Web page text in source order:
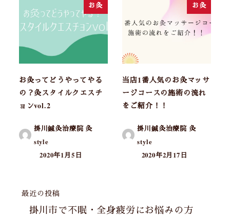
お灸
お灸ってどうやってやる
の？灸スタイルクエスチ
ョンvol.2
掛川鍼灸治療院 灸
style
2020年1月5日
お灸
当店1番人気のお灸マッサ
ージコースの施術の流れ
をご紹介！！
掛川鍼灸治療院 灸
style
2020年2月17日
最近の投稿
掛川市で不眠・全身疲労にお悩みの方